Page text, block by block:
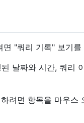
"쿼리 기록" 보기를
날짜와 시간, 쿼리
려면 항목을 마우스